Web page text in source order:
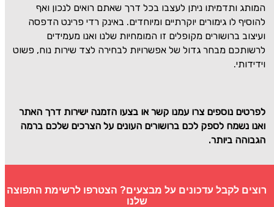
המותג ותדמיתו ניתן לעצבו בכל דרך שאתם רואים לנכון ואף
להוסיף לו גימורים יוקרתיים ומיוחדים. באינק רדי פרינט הדפסה
ועיצוב ברושורים מקופלים זו המומחיות שלנו ואנו מעמידים
לרשותכם מבחר גדול של אפשרויות לבחירה לצד שירות נוח, פשוט
וידידותי.
לפרטים נוספים צרו עמנו קשר או בצעו הזמנה ישירות דרך האתר
ואנו נשמח לספק לכם ברושורים העונים על הצרכים שלכם ברמה
הגבוהה ביותר.
רוצים לקבל עדכונים על מבצעים? הצטרפו לרשימת התפוצה
שלנו